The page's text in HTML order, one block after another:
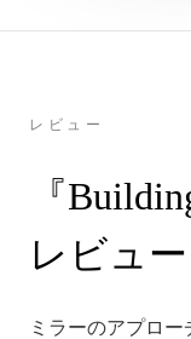
レビュー
『
レビュー
ミラーのアプロ